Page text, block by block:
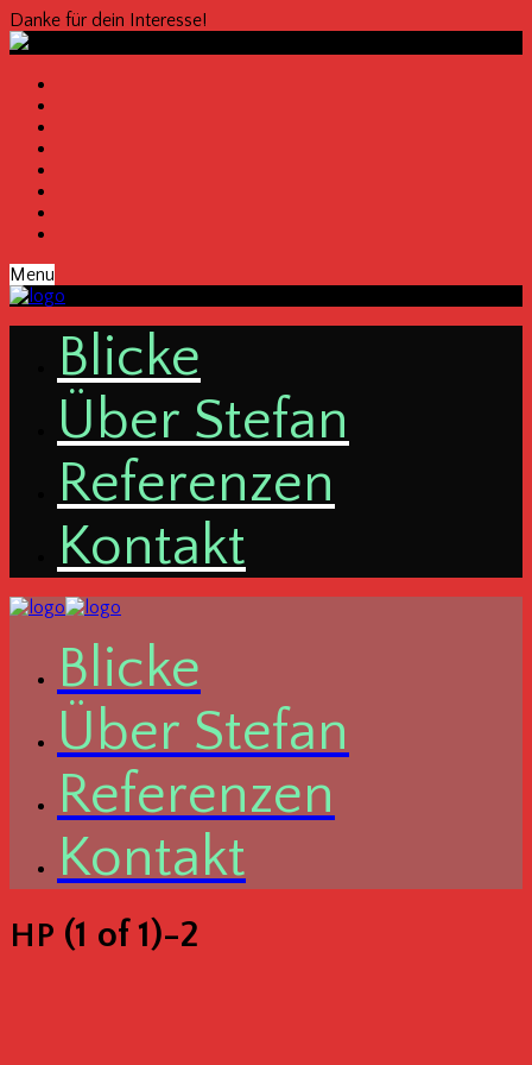
Danke für dein Interesse!
Menu
Bli­cke
Über Ste­fan
Refe­ren­zen
Kon­takt
Bli­cke
Über Ste­fan
Refe­ren­zen
Kon­takt
HP (1 of 1)-2